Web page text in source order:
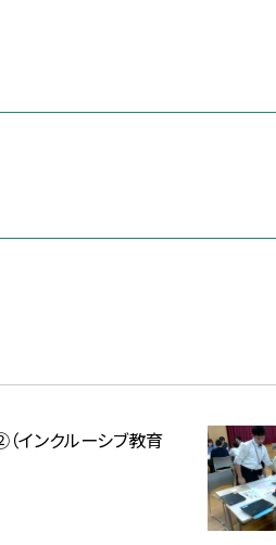
インクルーシブ教育